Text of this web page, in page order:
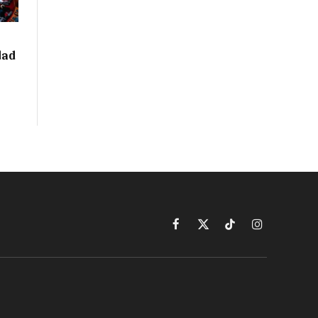
Facebook
X
TikTokInstagram